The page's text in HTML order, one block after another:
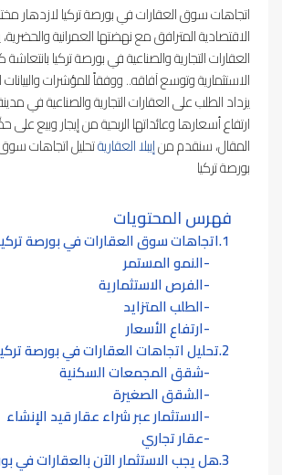
اتجاهات سوق العقارات في بورصة تركيا لازدهار
الاقتصادية المترافق مع نهضتها العمرانية
العقارات التجارية والصناعية في بورصة تركيا بانتعاشة
الاستثمارية وتوسع آفاقه.. ووفقاً للمؤشرات
يزداد الطلب على العقارات التجارية والصناعية في
ارتفاع أسعارها وعائداتها الربحية من إيجار وبيع
المقال، سنقدم منإيبلا العقاريةتحليل اتجاهات
بورصة تركيا
فهرس المحتويات
اتجاهات سوق العقارات في بورصة
النمو المستمر
الفرص الاستثمارية
الطلب المتزايد
ارتفاع الأسعار
تحليل اتجاهات العقارات في بورصة
شقق المجمعات السكنية
الشقق الصغيرة
الاستثمار عبر شراء عقار قيد الإنشاء
عقار تجاري
هل يجب الاستثمار الآن بالعقارات في